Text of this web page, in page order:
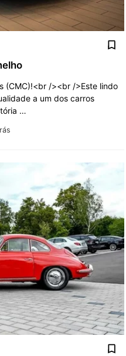
(CMC)!<br /><br />Este lindo
a um dos carros
…